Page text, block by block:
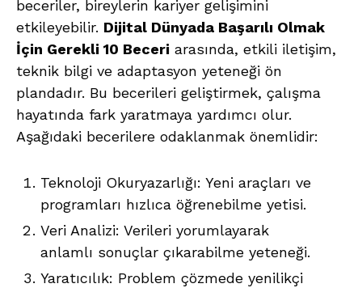
beceriler, bireylerin kariyer gelişimini
etkileyebilir. Dijital Dünyada Başarılı Olmak
İçin Gerekli 10 Beceri arasında, etkili iletişim,
teknik bilgi ve adaptasyon yeteneği ön
plandadır. Bu becerileri geliştirmek, çalışma
hayatında fark yaratmaya yardımcı olur.
Aşağıdaki becerilere odaklanmak önemlidir:
Teknoloji Okuryazarlığı: Yeni araçları ve
programları hızlıca öğrenebilme yetisi.
Veri Analizi: Verileri yorumlayarak
anlamlı sonuçlar çıkarabilme yeteneği.
Yaratıcılık: Problem çözmede yenilikçi